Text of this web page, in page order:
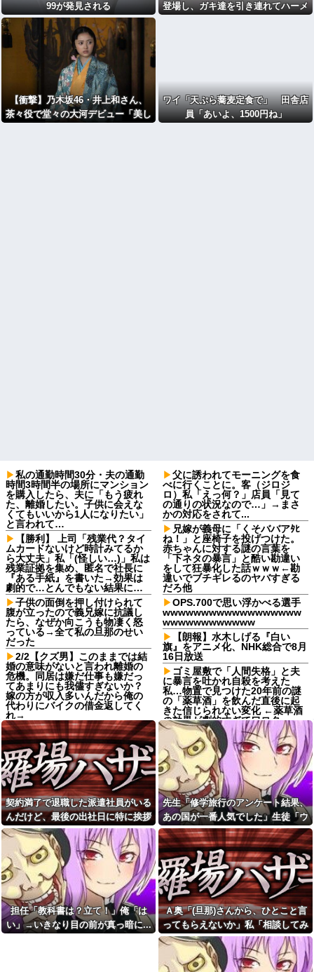
99が発見される
登場し、ガキ達を引き連れてハーメ
【衝撃】乃木坂46・井上和さん、
茶々役で堂々の大河デビュー「美し
ワイ「天ぷら蕎麦定食で」 田舎店
員「あいよ、1500円ね」
私の通勤時間30分・夫の通勤
時間3時間半の場所にマンション
を購入したら、夫に「もう疲れ
た、離婚したい。子供に会えな
くてもいいから1人になりたい」
と言われて…
【勝利】 上司「残業代？タイ
ムカードないけど時計みてるか
ら大丈夫」私「(怪しい…)」私は
残業証拠を集め、匿名で社長に
『ある手紙』を書いた→効果は
劇的で…とんでもない結果に…
子供の面倒を押し付けられて
腹が立ったので義兄嫁に抗議し
たら、なぜか向こうも物凄く怒
っている→全て私の旦那のせい
だった
2/2【クズ男】このままでは結
婚の意味がないと言われ離婚の
危機。同居は嫌だ仕事も嫌だっ
てあまりにも我儘すぎないか？
嫁の方が収入多いんだから俺の
代わりにバイクの借金返してく
れ→
彼女と紫陽花見に行ったらス
ニーカーを履いてきてた。普通
かわいいぺたんこ靴とかじゃな
いの？コーヒーや手作り菓子も
持ってこないしさぁ…
転校生と仲良くなってその子
の家に遊びに行ったら私が小さ
い頃に撮った写真があった
予約していた美容室が臨時休
業。連絡くれてもいいのに
小６娘が家のこと何もしてく
れてなくて動画ばかり見てる。
その姿が情けなくて...
初カノの女とそのまま結婚。
自分を愛した女が「他の男に抱
かれてた」事実を知った俺、辛
すぎる
私「そのマンガ面白い？」友
達「読めばわかるよ」→感想を
父に誘われてモーニングを食
べに行くことに。客（ジロジ
ロ）私「えっ何？」店員「見て
の通りの状況なので…」→まさ
かの対応をされて...
兄嫁が義母に「くそババアﾀﾋ
ね！」と座椅子を投げつけた。
赤ちゃんに対する謎の言葉を
「下ネタの暴言」と酷い勘違い
をして狂暴化した話ｗｗｗ←勘
違いでブチギレるのヤバすぎる
だろ他
OPS.700で思い浮かべる選手
wwwwwwwwwwwwwwwwww
wwwwwwwwwwww
【朗報】水木しげる『白い
旗』をアニメ化、NHK総合で8月
16日放送
ゴミ屋敷で「人間失格」と夫
に暴言を吐かれ自殺を考えた
私…物置で見つけた20年前の謎
の「薬草酒」を飲んだ直後に起
きた信じられない変化 ←薬草酒
の効果が劇的すぎてワロタ
不倫していた彼氏とホテル出
たところで夫が居ました。そし
て黙って緑の紙渡されました…
月１でしか会っていなかった。
子供にいつも以上に接していた
んです。でもバレちゃった…
【訃報】名探偵コナン声優が
死去 → 今トンデモナイことにな
ってる・・・
【画像】愛子さま「どのよう
なアニメが好きなんですか？」
生徒「・・・」⇒！！！
実際公務員になったらモテる
の？
車庫に車を入れようとシフト
をＲに入れた途端「障碍物があ
る」と車がピーピー！！俺(なん
じゃ？うわああああああ
あ！！！！)リアカメラ見たらま
さかの
【祝】女の双子ちゃん産まれ
たあああああ！！！！【興中】
契約満了で退職した派遣社員がいる
んだけど、最後の出社日に特に挨拶
も菓子折りもなにもなく...
先生「修学旅行のアンケート結果、
あの国が一番人気でした」生徒「ウ
ソだ！沖縄や北海道が人気だっ
た！」→トンデモナイことに・・・
担任「教科書は？立て！」俺「は
い」→いきなり目の前が真っ暗に...
Ａ奥「(旦那)さんから、ひとこと言
ってもらえないか」私「相談してみ
る」→ 人がおかしくなった瞬間を目
の前で見て...